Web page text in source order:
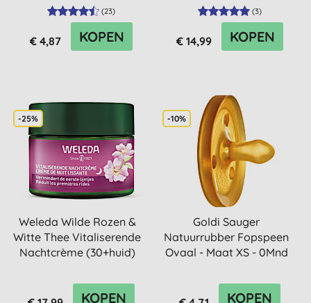
(23)
€ 4,87 KOPEN
(3)
€ 14,99 KOPEN
-25%
Weleda Wilde Rozen &
Witte Thee Vitaliserende
Nachtcrème (30+huid)
KOPEN
-10%
Goldi Sauger
Natuurrubber Fopspeen
Ovaal - Maat XS - 0Mnd
KOPEN